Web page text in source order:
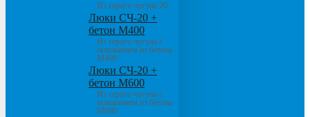
Из серого чугуна 20
Люки СЧ-20 +
бетон М400
Из серого чугуна с
основанием из бетона
М400
Люки СЧ-20 +
бетон М600
Из серого чугуна с
основанием из бетона
М600